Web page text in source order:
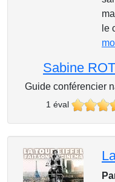
le
Sabine
Guide conférencier
1 éval